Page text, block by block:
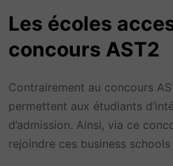
Les écoles
concours AST2
Contrairement au concours
permettent aux étudiants
d’admission. Ainsi, via ce
rejoindre ces business schools